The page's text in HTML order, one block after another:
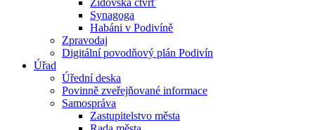
Židovská čtvrť
Synagoga
Habáni v Podivíně
Zpravodaj
Digitální povodňový plán Podivín
Úřad
Úřední deska
Povinně zveřejňované informace
Samospráva
Zastupitelstvo města